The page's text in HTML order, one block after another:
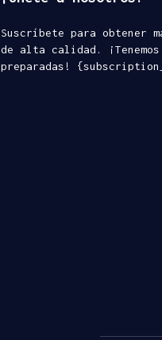
Suscríbete para obtener
de alta calidad. ¡Tenemos
preparadas!